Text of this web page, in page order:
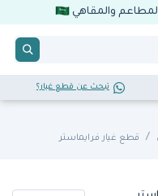
والمقاهي
تبحث عن قطع غيار؟
قطع غيار فرايماستر